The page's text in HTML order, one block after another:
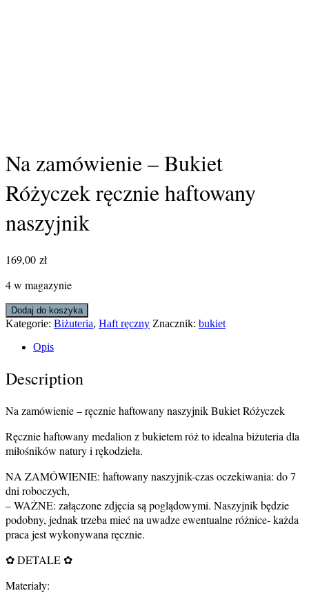
Na zamówienie – Bukiet
Różyczek ręcznie haftowany
naszyjnik
169,00 zł
4 w magazynie
ilość
Na
zamówienie
ręcznie
naszyjnik
Dodaj do koszyka
Kategorie: Biżuteria, Haft ręczny Znacznik: bukiet
Opis
Description
Na zamówienie – ręcznie haftowany naszyjnik Bukiet Różyczek
Ręcznie haftowany medalion z bukietem róż to idealna biżuteria dla
miłośników natury i rękodzieła.
NA ZAMÓWIENIE: haftowany naszyjnik-czas oczekiwania: do 7
dni roboczych,
– WAŻNE: załączone zdjęcia są poglądowymi. Naszyjnik będzie
podobny, jednak trzeba mieć na uwadze ewentualne różnice- każda
praca jest wykonywana ręcznie.
✿ DETALE ✿
Materiały: